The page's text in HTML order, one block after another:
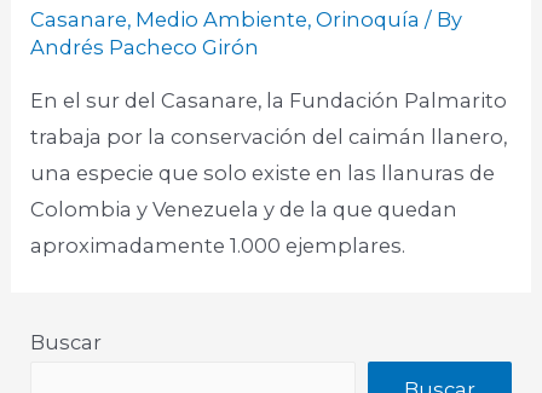
Casanare, Medio Ambiente,Orinoquía / By
Andrés Pacheco Girón
En el sur del Casanare, la Fundación Palmarito
trabaja por la conservación del caimán llanero,
una especie que solo existe en las llanuras de
Colombia y Venezuela y de la que quedan
aproximadamente 1.000 ejemplares.
Buscar